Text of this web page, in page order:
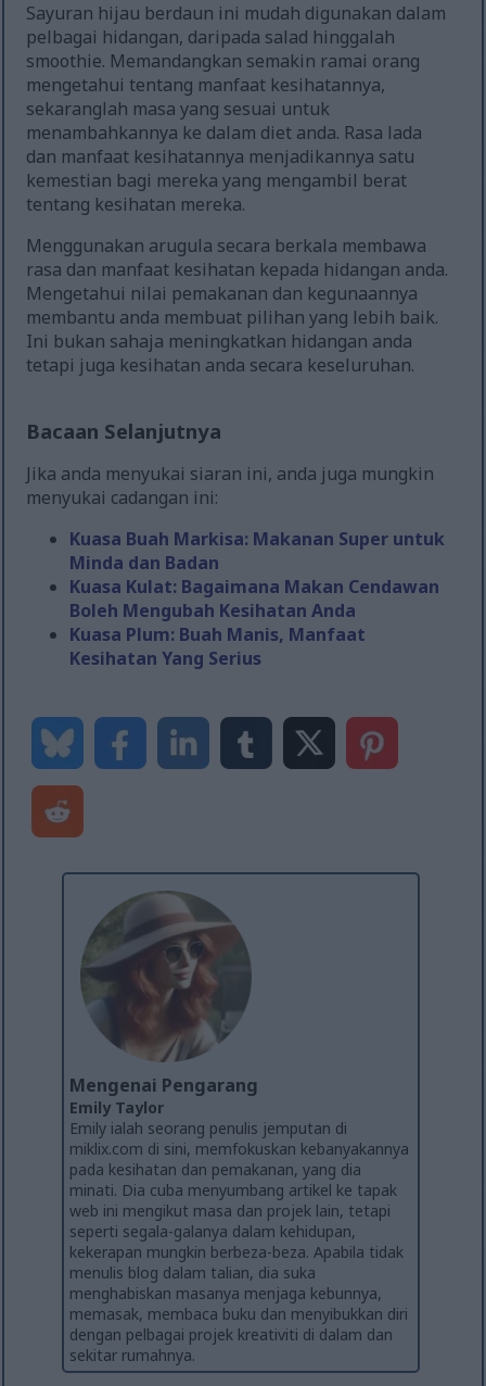
Sayuran hijau berdaun ini mudah digunakan dalam
pelbagai hidangan, daripada salad hinggalah
smoothie. Memandangkan semakin ramai orang
mengetahui tentang manfaat kesihatannya,
sekaranglah masa yang sesuai untuk
menambahkannya ke dalam diet anda. Rasa lada
dan manfaat kesihatannya menjadikannya satu
kemestian bagi mereka yang mengambil berat
tentang kesihatan mereka.
Menggunakan arugula secara berkala membawa
rasa dan manfaat kesihatan kepada hidangan anda.
Mengetahui nilai pemakanan dan kegunaannya
membantu anda membuat pilihan yang lebih baik.
Ini bukan sahaja meningkatkan hidangan anda
tetapi juga kesihatan anda secara keseluruhan.
Bacaan Selanjutnya
Jika anda menyukai siaran ini, anda juga mungkin
menyukai cadangan ini:
Kuasa Buah Markisa: Makanan Super untuk
Minda dan Badan
Kuasa Kulat: Bagaimana Makan Cendawan
Boleh Mengubah Kesihatan Anda
Kuasa Plum: Buah Manis, Manfaat
Kesihatan Yang Serius
Mengenai Pengarang
Emily Taylor
Emily ialah seorang penulis jemputan di
miklix.com di sini, memfokuskan kebanyakannya
pada kesihatan dan pemakanan, yang dia
minati. Dia cuba menyumbang artikel ke tapak
web ini mengikut masa dan projek lain, tetapi
seperti segala-galanya dalam kehidupan,
kekerapan mungkin berbeza-beza. Apabila tidak
menulis blog dalam talian, dia suka
menghabiskan masanya menjaga kebunnya,
memasak, membaca buku dan menyibukkan diri
dengan pelbagai projek kreativiti di dalam dan
sekitar rumahnya.